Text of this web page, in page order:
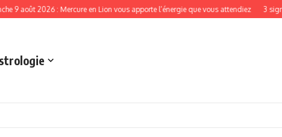
2026 : Mercure en Lion vous apporte l’énergie que vous attendiez 3 signes du